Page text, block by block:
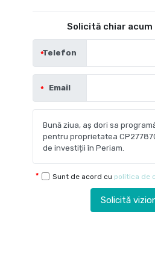
Solicită chiar acum
Telefon
Email
Sunt de acord cu politica de
Solicită